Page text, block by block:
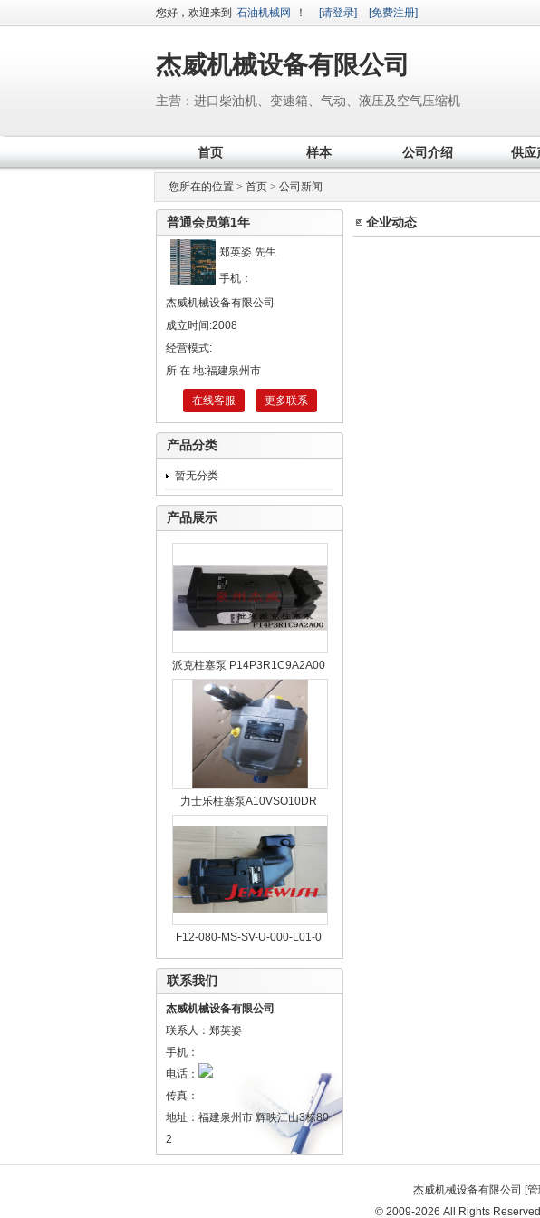
您好，欢迎来到 石油机械网 ！ [请登录] [免费注册]
杰威机械设备有限公司
主营：进口柴油机、变速箱、气动、液压及空气压缩机
首页 样本 公司介绍 供应
您所在的位置 > 首页> 公司新闻
普通会员第1年
郑英姿 先生
手机：
杰威机械设备有限公司
成立时间:2008
经营模式:
所 在 地:福建泉州市
在线客服 更多联系
产品分类
暂无分类
产品展示
派克柱塞泵 P14P3R1C9A2A00
力士乐柱塞泵A10VSO10DR
F12-080-MS-SV-U-000-L01-0
联系我们
杰威机械设备有限公司
联系人：郑英姿
手机：
电话：
传真：
地址：福建泉州市 辉映江山3栋80
2
企业动态
杰威机械设备有限公司 [
© 2009-2026 All Rights